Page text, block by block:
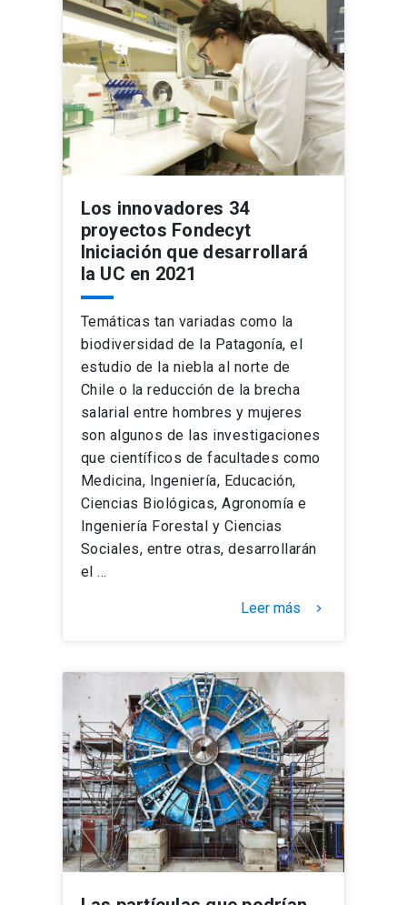
Los innovadores 34
proyectos Fondecyt
Iniciación que desarrollará
la UC en 2021
Temáticas tan variadas como la
biodiversidad de la Patagonía, el
estudio de la niebla al norte de
Chile o la reducción de la brecha
salarial entre hombres y mujeres
son algunos de las investigaciones
que científicos de facultades como
Medicina, Ingeniería, Educación,
Ciencias Biológicas, Agronomía e
Ingeniería Forestal y Ciencias
Sociales, entre otras, desarrollarán
el …
Leer más keyboard_arrow_right